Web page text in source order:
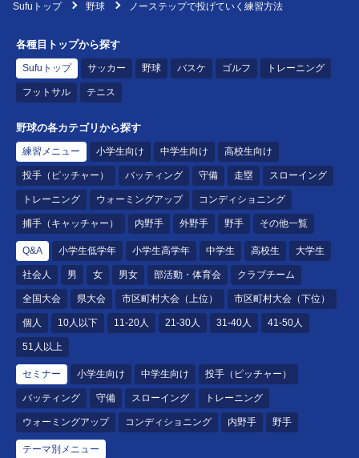
Sufuトップ 野球 ノーステップで投げていく練習方法
各種目トップから探す
Sufuトップ サッカー 野球 バスケ ゴルフ トレーニング
フットサル テニス
野球の各カテゴリから探す
練習メニュー 小学生向け 中学生向け 高校生向け
投手（ピッチャー） バッティング 守備 走塁 スローイング
トレーニング ウォーミングアップ コンディショニング
捕手（キャッチャー） 内野手 外野手 野手 その他一覧
Q&A 小学生低学年 小学生高学年 中学生 高校生 大学生
社会人 男 女 男女 部活動・体育会 クラブチーム
全国大会 県大会 市区町村大会（上位） 市区町村大会（下位）
個人 10人以下 11-20人 21-30人 31-40人 41-50人
51人以上
セミナー 小学生向け 中学生向け 投手（ピッチャー）
バッティング 守備 スローイング トレーニング
ウォーミングアップ コンディショニング 内野手 野手
テーマ別メニュー